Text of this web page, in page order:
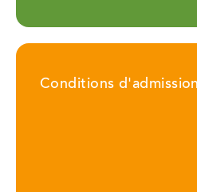
Conditions d'admission